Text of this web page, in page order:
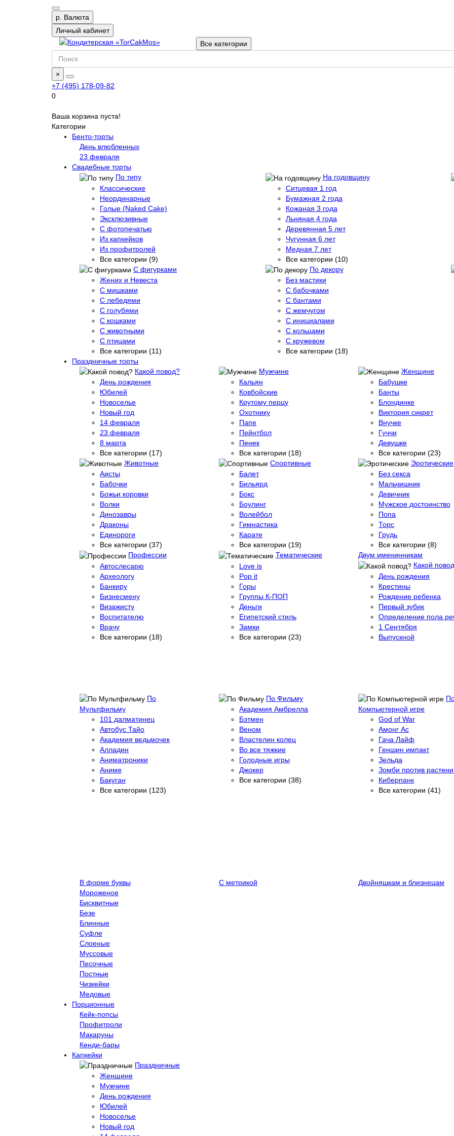
р. Валюта
Личный кабинет
Все категории
×
+7 (495) 178-09-82
0
Ваша корзина пуста!
Категории
Бенто-торты
День влюбленных
23 февраля
Свадебные торты
По типу
Классические
Неординарные
Голые (Naked Cake)
Эксклюзивные
С фотопечатью
Из капкейков
Из профитролей
Все категории (9)
На годовщину
Ситцевая 1 год
Бумажная 2 года
Кожаная 3 года
Льняная 4 года
Деревянная 5 лет
Чугунная 6 лет
Медная 7 лет
Все категории (10)
С фигурками
Жених и Невеста
С мишками
С лебедями
С голубями
С кошками
С животными
С птицами
Все категории (11)
По декору
Без мастики
С бабочками
С бантами
С жемчугом
С инициалами
С кольцами
С кружевом
Все категории (18)
Праздничные торты
Какой повод?
День рождения
Юбилей
Новоселье
Новый год
14 февраля
23 февраля
8 марта
Все категории (17)
Мужчине
Кальян
Ковбойские
Крутому перцу
Охотнику
Папе
Пейнтбол
Пенек
Все категории (18)
Женщине
Бабушке
Банты
Блондинке
Виктория сикрет
Внучке
Гуччи
Девушке
Все категории (23)
Животные
Аисты
Бабочки
Божьи коровки
Волки
Динозавры
Драконы
Единороги
Все категории (37)
Спортивные
Балет
Бильярд
Бокс
Боулинг
Волейбол
Гимнастика
Карате
Все категории (19)
Эротические
Без секса
Мальчишник
Девичник
Мужское достоинство
Попа
Торс
Грудь
Все категории (8)
Профессии
Автослесарю
Археологу
Банкиру
Бизнесмену
Визажисту
Воспитателю
Врачу
Все категории (18)
Тематические
Love is
Pop it
Горы
Группы К-ПОП
Деньги
Египетский стиль
Замки
Все категории (23)
Двум именинникам
Какой
День рождения
Крестины
Рождение ребенка
Первый зубик
Определение пола
1 Сентября
Выпускной
По
Мультфильму
101 далматинец
Автобус Тайо
Академия ведьмочек
Алладин
Аниматроники
Аниме
Бакуган
Все категории (123)
По Фильму
Академия Амбрелла
Бэтмен
Веном
Властелин колец
Во все тяжкие
Голодные игры
Джокер
Все категории (38)
Компьютерной игре
God of War
Амонг Ас
Гача Лайф
Геншин импакт
Зельда
Зомби против
Киберпанк
Все категории (41)
В форме буквы С метрикой
Двойняшкам и близнецам
Мороженое
Бисквитные
Безе
Блинные
Суфле
Слоеные
Муссовые
Песочные
Постные
Чизкейки
Медовые
Порционные
Кейк-попсы
Профитроли
Макаруны
Кенди-бары
Капкейки
Праздничные
Женщине
Мужчине
День рождения
Юбилей
Новоселье
Новый год